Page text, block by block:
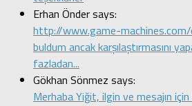
Erhan Önder says:
http://www.game-
buldum ancak karşılaştırmasını
fazladan...
Gökhan Sönmez says:
Merhaba Yiğit, ilgin ve mesajın